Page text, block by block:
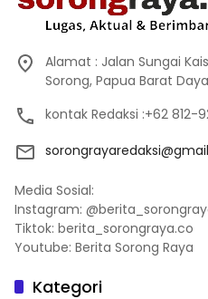
Alamat : Jalan Sungai
Sorong, Papua Barat
kontak Redaksi :+62 812-
Media Sosial:
Instagram:
Tiktok: berita_sorongraya.co
Youtube: Berita Sorong Raya
Kategori